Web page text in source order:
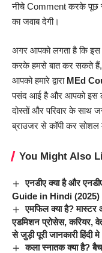
नीचे Comment करके पूछ
का जवाब देगी।
अगर आपको लगता है कि
करके हमसे बात कर सकते
आपको हमारे द्वाराMEd
पसंद आई है और आपको इस
दोस्तों और परिवार के
ब्राउजर से कॉपी कर सोशल
You Might Also
एनडीए क्या है और
Guide in Hindi (2025)
एमफिल क्या है? मास्टर
एडमिशन प्रोसेस, करियर,
से जुड़ी पूरी जानकारी हिंदी मे
कला स्नातक क्या है?